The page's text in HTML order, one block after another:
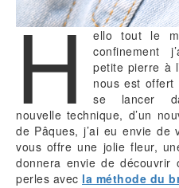
H ello tout le
confinement
petite pierre à
nous est offert
se lancer
nouvelle technique, d’un
de Pâques, j’ai eu envie
vous offre une jolie fleur,
donnera envie de
perles avec la méthode du